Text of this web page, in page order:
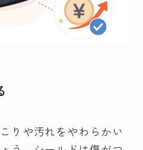
りや汚れをやわらかい